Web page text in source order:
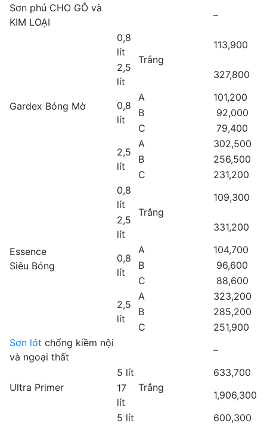
Sơn phủ CHO GỖ và
KIM LOẠI
–
Gardex Bóng Mờ
0,8
lít
Trắng
113,900
2,5
lít
327,800
0,8
lít
A
101,200
B
92,000
C
79,400
2,5
lít
A
302,500
B
256,500
C
231,200
Essence
Siêu Bóng
0,8
lít
Trắng
109,300
2,5
lít
331,200
0,8
lít
A
104,700
B
96,600
C
88,600
2,5
lít
A
323,200
B
285,200
C
251,900
Sơn lót chống kiềm nội
và ngoại thất
–
Ultra Primer
5 lít
Trắng
633,700
17
lít
1,906,300
5 lít
600,300